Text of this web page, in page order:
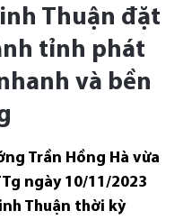
Thuận đặt
tỉnh phát
và bền
Trần Hồng Hà vừa
ngày 10/11/2023
Thuận thời kỳ